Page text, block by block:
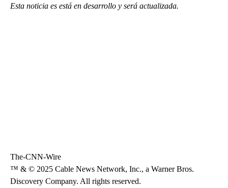
Esta noticia es está en desarrollo y será actualizada.
The-CNN-Wire
™ & © 2025 Cable News Network, Inc., a Warner Bros.
Discovery Company. All rights reserved.